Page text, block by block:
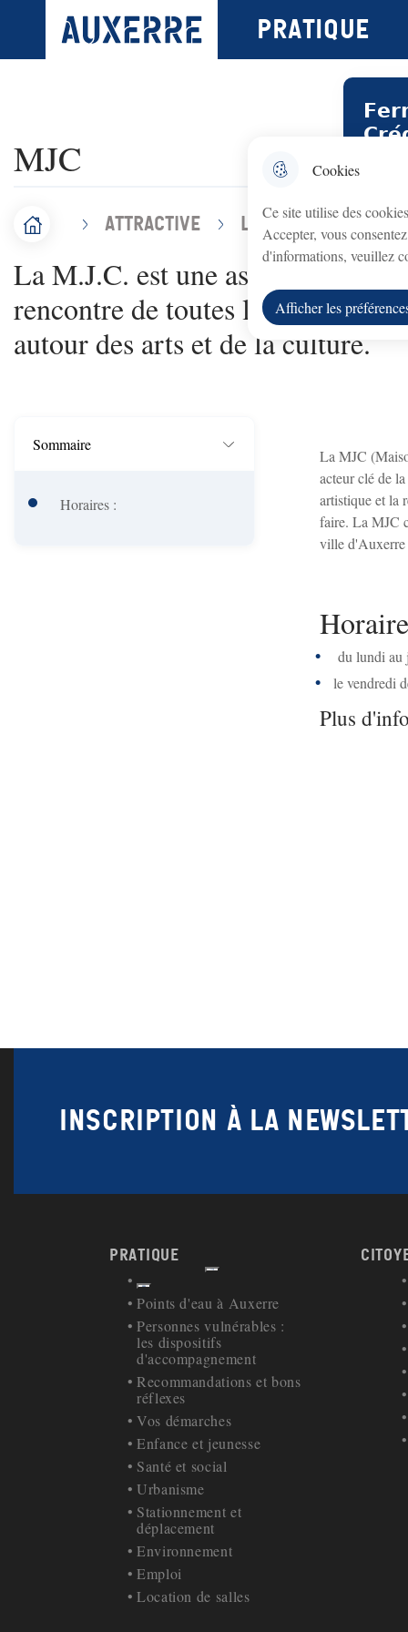
Cookies
Ce site utilise des
Accepter, vous
d'informations, veuillez
Afficher les
Aller au menu Aller à la recherche Aller au
Le
Nous
Ville d'Auxerre
a
t
o
n
p
Pratique
MJC
F
i
l
d
Accueil Attractive Les grands
La M.J.C. est une association
rencontre de toutes les cultures,
autour des arts et de la culture.
Sommaire
Horaires :
La MJC
acteur clé de
artistique et la
faire. La MJC
ville d'Auxerre
du lundi au
le vendredi
Plus
Inscription à la
Pratique
Afficher
Retour à la navigation
Points d'eau à Auxerre
Personnes vulnérables :
les dispositifs
d'accompagnement
Recommandations et bons
réflexes
Vos démarches
Enfance et jeunesse
Santé et social
Urbanisme
Stationnement et
déplacement
Environnement
Emploi
Location de salles